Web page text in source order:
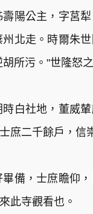
陽公主，字莒
北走。時爾朱
所污。"世隆怒
白社地，董威
庶二千餘戶，信
備，士庶瞻仰
此寺觀看也。